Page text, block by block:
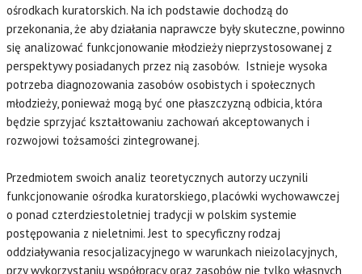
ośrodkach kuratorskich. Na ich podstawie dochodzą do
przekonania, że aby działania naprawcze były skuteczne, powinno
się analizować funkcjonowanie młodzieży nieprzystosowanej z
perspektywy posiadanych przez nią zasobów. Istnieje wysoka
potrzeba diagnozowania zasobów osobistych i społecznych
młodzieży, ponieważ mogą być one płaszczyzną odbicia, która
będzie sprzyjać kształtowaniu zachowań akceptowanych i
rozwojowi tożsamości zintegrowanej.
Przedmiotem swoich analiz teoretycznych autorzy uczynili
funkcjonowanie ośrodka kuratorskiego, placówki wychowawczej
o ponad czterdziestoletniej tradycji w polskim systemie
postępowania z nieletnimi. Jest to specyficzny rodzaj
oddziaływania resocjalizacyjnego w warunkach nieizolacyjnych,
przy wykorzystaniu współpracy oraz zasobów nie tylko własnych